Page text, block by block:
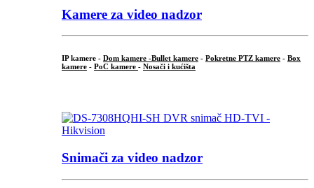
Kamere za video nadzor
IP kamere - Dom kamere -Bullet kamere - Pokretne PTZ kamere - Box
kamere - PoC kamere - Nosači i kućišta
Snimači za video nadzor